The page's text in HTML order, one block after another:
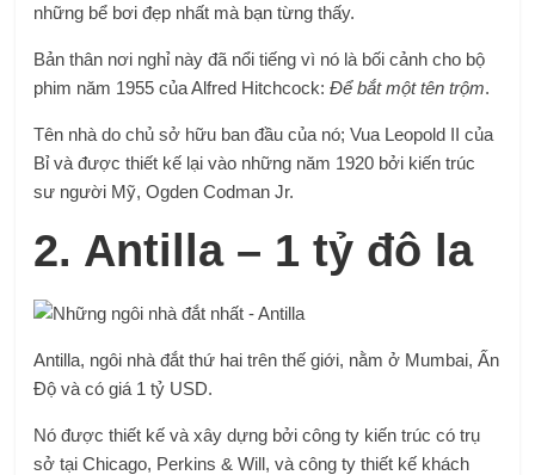
những bể bơi đẹp nhất mà bạn từng thấy.
Bản thân nơi nghỉ này đã nổi tiếng vì nó là bối cảnh cho bộ
phim năm 1955 của Alfred Hitchcock:Để bắt một tên trộm.
Tên nhà do chủ sở hữu ban đầu của nó; Vua Leopold II của
Bỉ và được thiết kế lại vào những năm 1920 bởi kiến ​​trúc
sư người Mỹ, Ogden Codman Jr.
2. Antilla – 1 tỷ đô la
Antilla, ngôi nhà đắt thứ hai trên thế giới, nằm ở Mumbai, Ấn
Độ và có giá 1 tỷ USD.
Nó được thiết kế và xây dựng bởi công ty kiến ​​trúc có trụ
sở tại Chicago, Perkins & Will, và công ty thiết kế khách